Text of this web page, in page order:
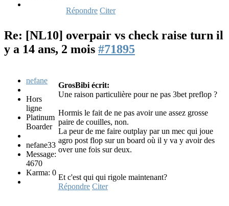
Répondre Citer
Re: [NL10] overpair vs check raise turn il
y a 14 ans, 2 mois #71895
nefane
Hors
ligne
Platinum
Boarder
nefane33
Message:
4670
Karma: 0
GrosBibi écrit:
Une raison particulière pour ne pas 3bet preflop ?
Hormis le fait de ne pas avoir une assez grosse
paire de couilles, non.
La peur de me faire outplay par un mec qui joue
agro post flop sur un board où il y va y avoir des
over une fois sur deux.
Et c'est qui qui rigole maintenant?
Répondre Citer